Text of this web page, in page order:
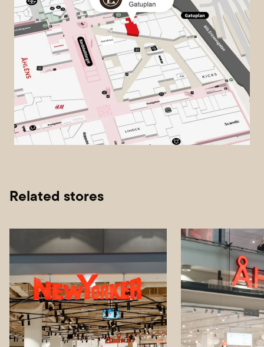
Related stores